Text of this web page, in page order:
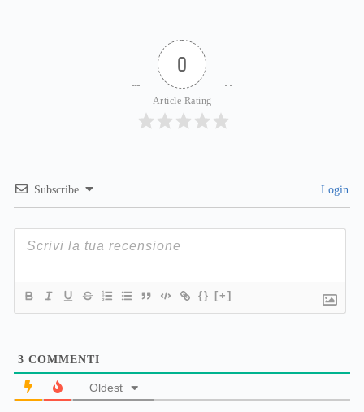
0
Article Rating
Subscribe Login
{} [+]
3 COMMENTI
Oldest